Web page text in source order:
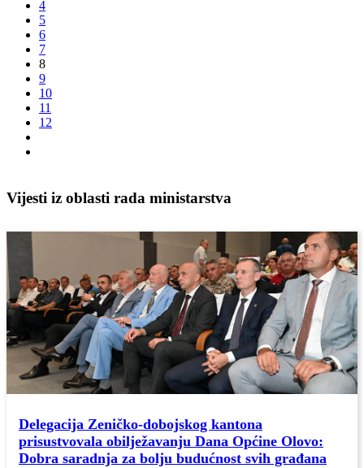
4
5
6
7
8
9
10
11
12
Vijesti iz oblasti rada ministarstva
Delegacija Zeničko-dobojskog kantona
prisustvovala obilježavanju Dana Općine Olovo:
Dobra saradnja za bolju budućnost svih građana